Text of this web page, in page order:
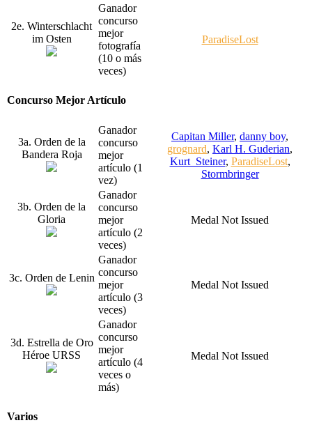
2e. Winterschlacht
im Osten
Ganador
concurso
mejor
fotografía
(10 o más
veces)
ParadiseLost
Concurso Mejor Artículo
3a. Orden de la
Bandera Roja
Ganador
concurso
mejor
artículo (1
vez)
Capitan Miller, danny boy,
grognard, Karl H. Guderian,
Kurt_Steiner, ParadiseLost,
Stormbringer
3b. Orden de la
Gloria
Ganador
concurso
mejor
artículo (2
veces)
Medal Not Issued
3c. Orden de Lenin
Ganador
concurso
mejor
artículo (3
veces)
Medal Not Issued
3d. Estrella de Oro
Héroe URSS
Ganador
concurso
mejor
artículo (4
veces o
más)
Medal Not Issued
Varios